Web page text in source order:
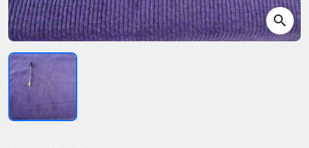
search